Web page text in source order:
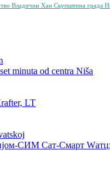
Владичин Хан Скупштина града
minuta od centra Niša
LT
СИМ Сат-Смарт